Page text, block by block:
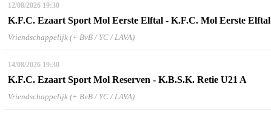
12/08/2026 19:30
K.F.C. Ezaart Sport Mol Eerste Elftal - K.F.C. Mol Eerste Elftal
Vriendschappelijk (+ BvB / YC / LAVA)
14/08/2026 19:30
K.F.C. Ezaart Sport Mol Reserven - K.B.S.K. Retie U21 A
Vriendschappelijk (+ BvB / YC / LAVA)